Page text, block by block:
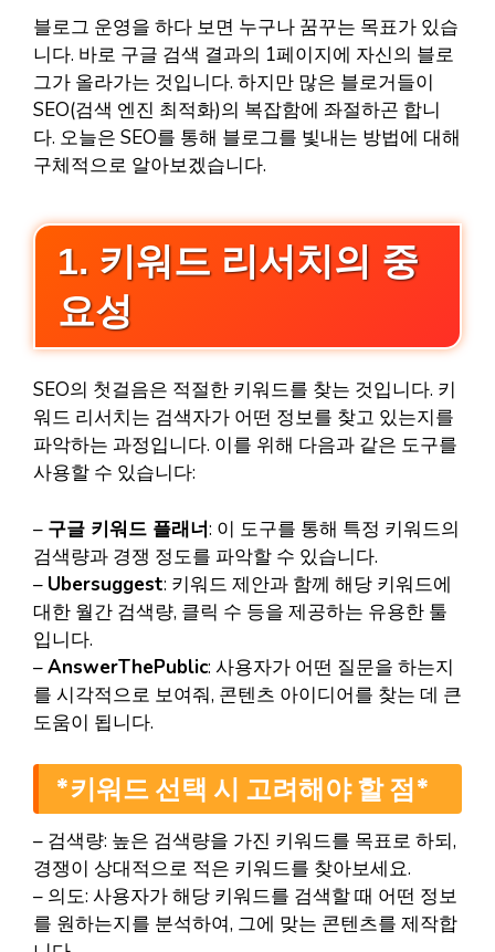
블로그 운영을 하다 보면 누구나 꿈꾸는 목표가 있습
니다. 바로 구글 검색 결과의 1페이지에 자신의 블로
그가 올라가는 것입니다. 하지만 많은 블로거들이
SEO(검색 엔진 최적화)의 복잡함에 좌절하곤 합니
다. 오늘은 SEO를 통해 블로그를 빛내는 방법에 대해
구체적으로 알아보겠습니다.
1. 키워드 리서치의 중
요성
SEO의 첫걸음은 적절한 키워드를 찾는 것입니다. 키
워드 리서치는 검색자가 어떤 정보를 찾고 있는지를
파악하는 과정입니다. 이를 위해 다음과 같은 도구를
사용할 수 있습니다:
– 구글 키워드 플래너: 이 도구를 통해 특정 키워드의
검색량과 경쟁 정도를 파악할 수 있습니다.
– Ubersuggest: 키워드 제안과 함께 해당 키워드에
대한 월간 검색량, 클릭 수 등을 제공하는 유용한 툴
입니다.
–AnswerThePublic: 사용자가 어떤 질문을 하는지
를 시각적으로 보여줘, 콘텐츠 아이디어를 찾는 데 큰
도움이 됩니다.
*키워드 선택 시 고려해야 할 점*
– 검색량: 높은 검색량을 가진 키워드를 목표로 하되,
경쟁이 상대적으로 적은 키워드를 찾아보세요.
– 의도: 사용자가 해당 키워드를 검색할 때 어떤 정보
를 원하는지를 분석하여, 그에 맞는 콘텐츠를 제작합